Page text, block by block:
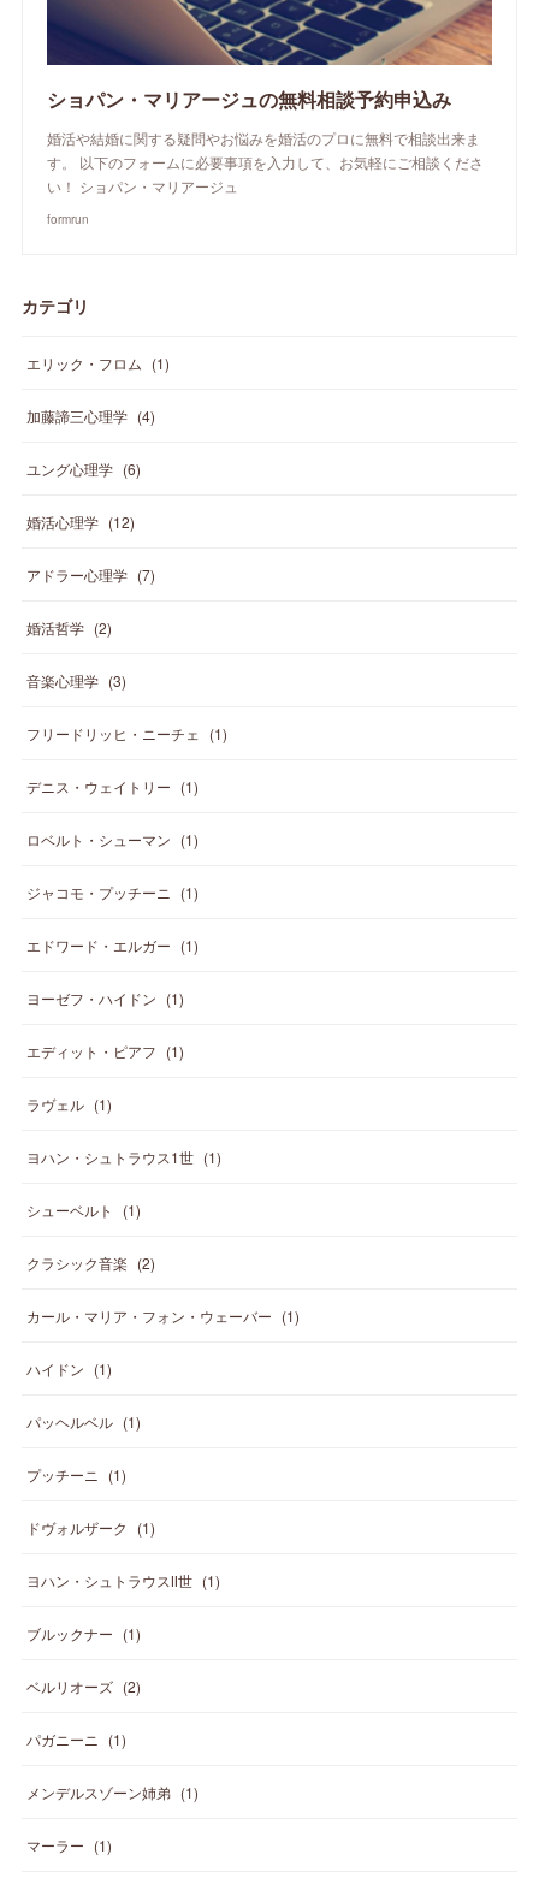
ショパン・マリアージュの無料相談予約申込み
婚活や結婚に関する疑問やお悩みを婚活のプロに無料で相談出来ま
す。 以下のフォームに必要事項を入力して、お気軽にご相談くださ
い！ ショパン・マリアージュ
formrun
カテゴリ
エリック・フロム (1)
加藤諦三心理学 (4)
ユング心理学 (6)
婚活心理学 (12)
アドラー心理学 (7)
婚活哲学 (2)
音楽心理学 (3)
フリードリッヒ・ニーチェ (1)
デニス・ウェイトリー (1)
ロベルト・シューマン (1)
ジャコモ・プッチーニ (1)
エドワード・エルガー (1)
ヨーゼフ・ハイドン (1)
エディット・ピアフ (1)
ラヴェル (1)
ヨハン・シュトラウス1世 (1)
シューベルト (1)
クラシック音楽 (2)
カール・マリア・フォン・ウェーバー (1)
ハイドン (1)
パッヘルベル (1)
プッチーニ (1)
ドヴォルザーク (1)
ヨハン・シュトラウスⅡ世 (1)
ブルックナー (1)
ベルリオーズ (2)
パガニーニ (1)
メンデルスゾーン姉弟 (1)
マーラー (1)